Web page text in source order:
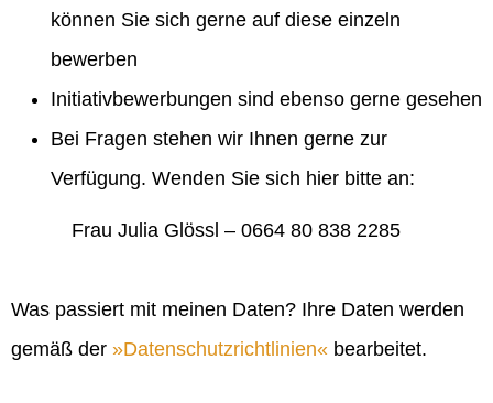
können Sie sich gerne auf diese einzeln
bewerben
Initiativbewerbungen sind ebenso gerne gesehen
Bei Fragen stehen wir Ihnen gerne zur
Verfügung. Wenden Sie sich hier bitte an:
Frau Julia Glössl – 0664 80 838 2285
Was passiert mit meinen Daten? Ihre Daten werden
gemäß der
Datenschutzrichtlinien bearbeitet.